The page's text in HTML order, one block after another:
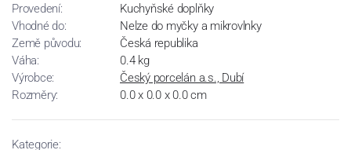
Provedení:
Kuchyňské doplňky
Vhodné do:
Nelze do myčky a mikrovlnky
Země původu:
Česká republika
Váha:
0.4 kg
Výrobce:
Český porcelán a.s., Dubí
Rozměry:
0.0 x 0.0 x 0.0 cm
Kategorie: